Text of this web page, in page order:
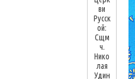
ви
Русск
ой:
Сщм
ч.
Нико
лая
Удин